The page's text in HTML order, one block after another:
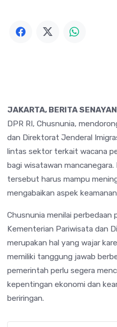
JAKARTA, BERITA SENAYAN
DPR RI, Chusnunia,
dan Direktorat Jenderal
lintas sektor terkait wacana
bagi wisatawan
tersebut harus mampu
mengabaikan aspek
Chusnunia menilai perbedaan
Kementerian Pariwisata dan
merupakan hal yang wajar
memiliki tanggung jawab
pemerintah perlu segera
kepentingan ekonomi dan
beriringan.